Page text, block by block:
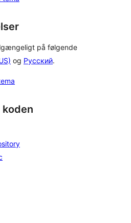
på følgende
og Русский.
koden